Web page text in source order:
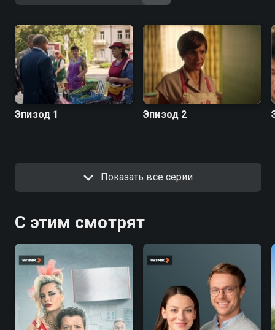
Эпизод 1 Эпизод 2
Показать все серии
С этим смотрят